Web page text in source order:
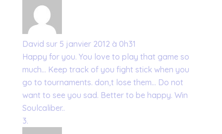
David sur 5 janvier 2012 à 0h31
Happy for you. You love to play that game so
much… Keep track of you fight stick when you
go to tournaments. don,t lose them… Do not
want to see you sad. Better to be happy. Win
Soulcaliber..